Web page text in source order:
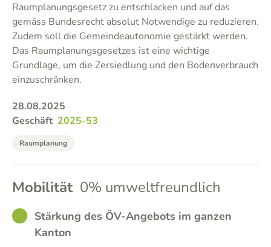
Raumplanungsgesetz zu entschlacken und auf das
gemäss Bundesrecht absolut Notwendige zu reduzieren.
Zudem soll die Gemeindeautonomie gestärkt werden.
Das Raumplanungsgesetzes ist eine wichtige
Grundlage, um die Zersiedlung und den Bodenverbrauch
einzuschränken.
28.08.2025
Geschäft 2025-53
Raumplanung
Mobilität 0% umweltfreundlich
GOODStärkung des ÖV-Angebots im ganzen
Kanton